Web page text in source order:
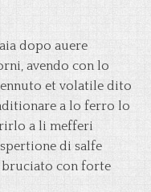
dopo auere
avendo con lo
et volatile dito
a lo ferro lo
a li mefferi
di salfe
bruciato con forte